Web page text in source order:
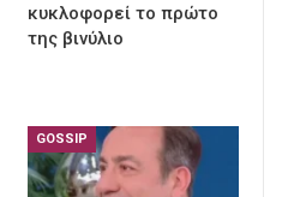
κυκλοφορεί το πρώτο
της βινύλιο
GOSSIP